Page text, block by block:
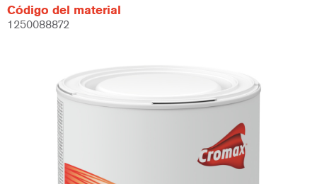
Código del material
1250088872